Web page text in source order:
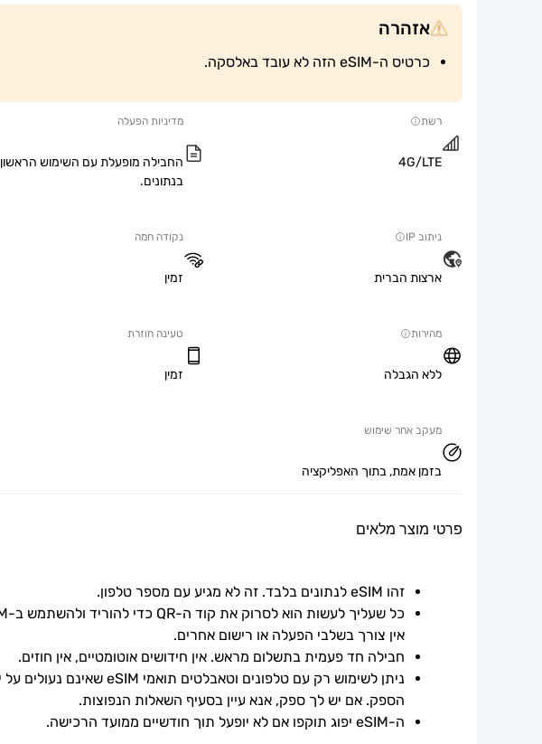
אזהרה
כרטיס ה-eSIM הזה לא עובד באלסקה.
רשת
4G/LTE
מדיניות הפעלה
החבילה מופעלת עם השימוש הראשון
בנתונים.
ניתוב IP
ארצות הברית
נקודה חמה
זמין
מהירות
ללא הגבלה
טעינה חוזרת
זמין
מעקב אחר שימוש
בזמן אמת, בתוך האפליקציה
פרטי מוצר מלאים
זהו eSIM לנתונים בלבד. זה לא מגיע עם מספר טלפון.
אין צורך בשלבי הפעלה או רישום אחרים.
חבילה חד פעמית בתשלום מראש. אין חידושים אוטומטיים, אין חוזים.
הספק. אם יש לך ספק, אנא עיין בסעיף השאלות הנפוצות.
ה-eSIM יפוג תוקפו אם לא יופעל תוך חודשיים ממועד הרכישה.